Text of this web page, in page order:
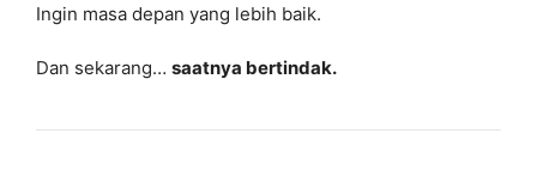
Ingin masa depan yang lebih baik.
Dan sekarang… saatnya bertindak.